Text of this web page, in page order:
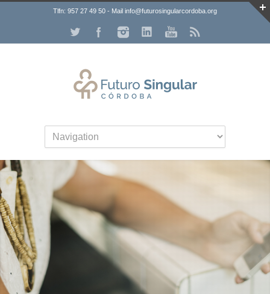
Tlfn: 957 27 49 50 - Mail info@futurosingularcordoba.org